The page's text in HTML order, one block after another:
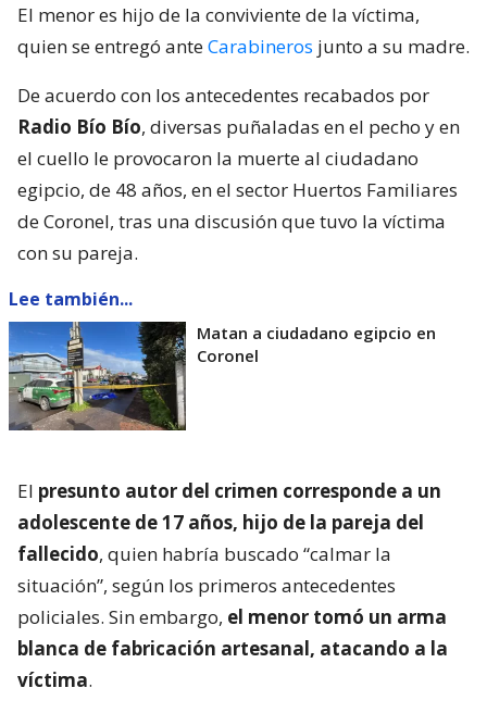
El menor es hijo de la conviviente de la víctima,
quien se entregó anteCarabineros junto a su madre.
De acuerdo con los antecedentes recabados por
Radio Bío Bío, diversas puñaladas en el pecho y en
el cuello le provocaron la muerte al ciudadano
egipcio, de 48 años, en el sector Huertos Familiares
de Coronel, tras una discusión que tuvo la víctima
con su pareja.
Lee también...
Matan a ciudadano egipcio en
Coronel
El presunto autor del crimen corresponde a un
adolescente de 17 años, hijo de la pareja del
fallecido, quien habría buscado “calmar la
situación”, según los primeros antecedentes
policiales. Sin embargo, el menor tomó un arma
blanca de fabricación artesanal, atacando a la
víctima.